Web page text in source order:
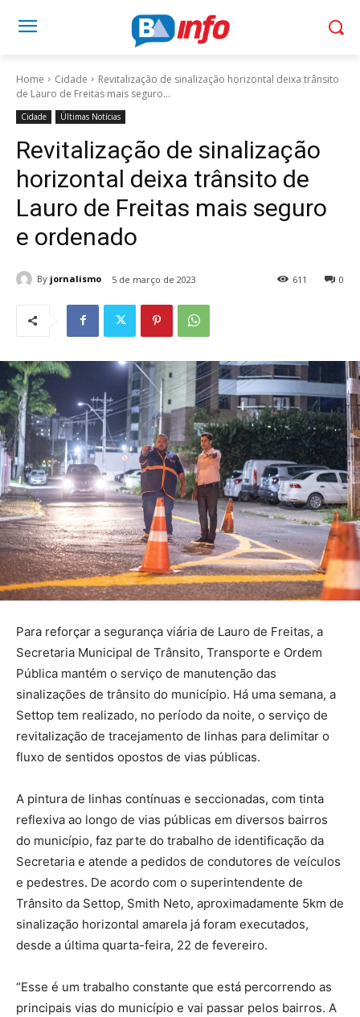
Home Cidade
Revitalização de sinalização horizontal deixa trânsito
de Lauro de Freitas mais seguro...
Cidade Últimas Notícias
Revitalização de sinalização
horizontal deixa trânsito de
Lauro de Freitas mais seguro
e ordenado
By jornalismo 5 de março de 2023 0
611
Para reforçar a segurança viária de Lauro de Freitas, a
Secretaria Municipal de Trânsito, Transporte e Ordem
Pública mantém o serviço de manutenção das
sinalizações de trânsito do município. Há uma semana, a
Settop tem realizado, no período da noite, o serviço de
revitalização de tracejamento de linhas para delimitar o
fluxo de sentidos opostos de vias públicas.
A pintura de linhas contínuas e seccionadas, com tinta
reflexiva ao longo de vias públicas em diversos bairros
do município, faz parte do trabalho de identificação da
Secretaria e atende a pedidos de condutores de veículos
e pedestres. De acordo com o superintendente de
Trânsito da Settop, Smith Neto, aproximadamente 5km de
sinalização horizontal amarela já foram executados,
desde a última quarta-feira, 22 de fevereiro.
“Esse é um trabalho constante que está percorrendo as
principais vias do município e vai passar pelos bairros. A